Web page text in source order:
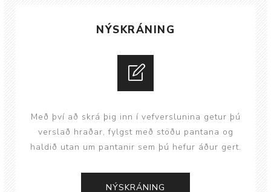
NÝSKRÁNING
Með því að skrá þig inn í vefverslunina getur þú
verslað hraðar, fylgst með stöðu pantana og
haldið utan um pantanir sem þú hefur áður gert.